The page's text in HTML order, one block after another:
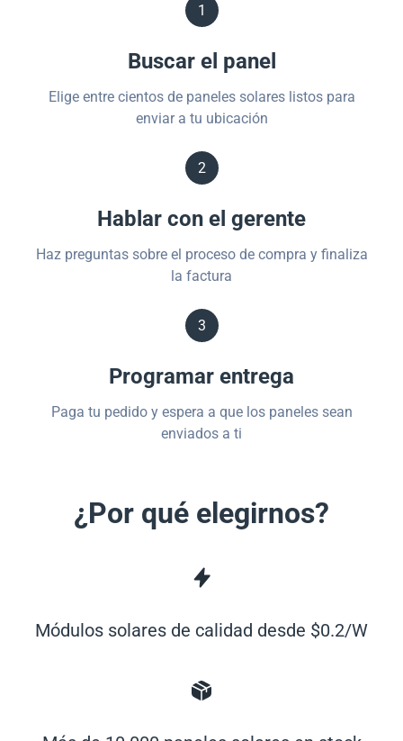
1
Buscar el panel
Elige entre cientos de paneles solares listos para
enviar a tu ubicación
2
Hablar con el gerente
Haz preguntas sobre el proceso de compra y finaliza
la factura
3
Programar entrega
Paga tu pedido y espera a que los paneles sean
enviados a ti
¿Por qué elegirnos?
Módulos solares de calidad desde $0.2/W